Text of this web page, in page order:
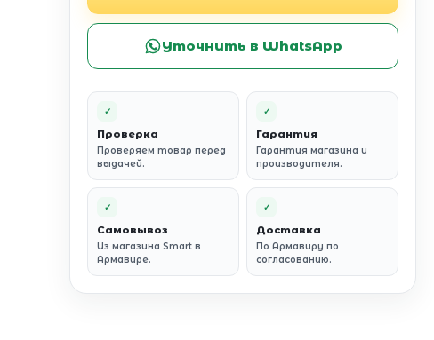
Уточнить в WhatsApp
✓
Проверка
Проверяем товар перед
выдачей.
✓
Гарантия
Гарантия магазина и
производителя.
✓
Самовывоз
Из магазина Smart в
Армавире.
✓
Доставка
По Армавиру по
согласованию.